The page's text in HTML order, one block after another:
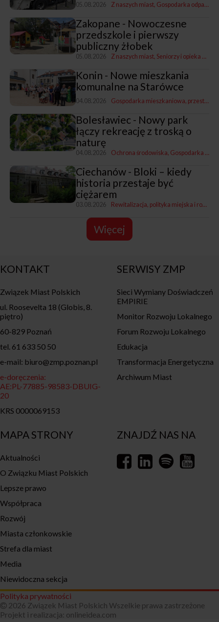
05.08.2026 Z naszych miast Gospodarka odpadami
Zakopane - Nowoczesne
przedszkole i pierwszy
publiczny żłobek
05.08.2026 Z naszych miast Seniorzy i opieka nad dziećmi
Konin - Nowe mieszkania
komunalne na Starówce
04.08.2026 Gospodarka mieszkaniowa, przestrzenna i nieruchomościami
Bolesławiec - Nowy park
łączy rekreację z troską o
naturę
04.08.2026 Ochrona środowiska Gospodarka mieszkaniowa, przestrzenna i nieruchomościami
Ciechanów - Bloki – kiedy
historia przestaje być
ciężarem
03.08.2026 Rewitalizacja, polityka miejska i rozwój
Więcej
MAPA STRONY
Aktualności
O Związku Miast Polskich
Lepsze prawo
Współpraca
Rozwój
Miasta członkowskie
Strefa dla miast
Media
Niewidoczna sekcja
KONTAKT
Związek Miast Polskich
ul. Roosevelta 18 (Globis, 8.
piętro)
60-829 Poznań
tel. 61 633 50 50
e-mail: biuro@zmp.poznan.pl
e-doręczenia:
AE:PL-77885-98583-DBUIG-
20
KRS 0000069153
SERWISY ZMP
Sieci Wymiany Doświadczeń
EMPIRIE
Monitor Rozwoju Lokalnego
Forum Rozwoju Lokalnego
Edukacja
Transformacja Energetyczna
Archiwum Miast
ZNAJDŹ NAS NA
Polityka prywatności
2026 Związek Miast Polskich Wszelkie prawa zastrzeżone
Projekt i realizacja: onlineidea.com